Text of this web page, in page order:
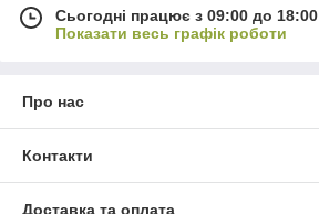
Сьогодні працює з 09:00 до 18:00
Показати весь графік роботи
Про нас
Контакти
Доставка та оплата